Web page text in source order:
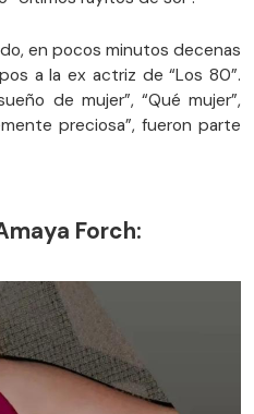
en pocos minutos decenas
a la ex actriz de “Los 80”.
de mujer”, “Qué mujer”,
preciosa”, fueron parte
Forch: